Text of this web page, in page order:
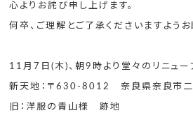
心よりお詫び申し上げます。
何卒、ご理解とご了承くださいますようお
11月7日(木)、朝9時より堂々のリニュー
新天地：〒630-8012 奈良県奈良市
旧：洋服の青山様 跡地